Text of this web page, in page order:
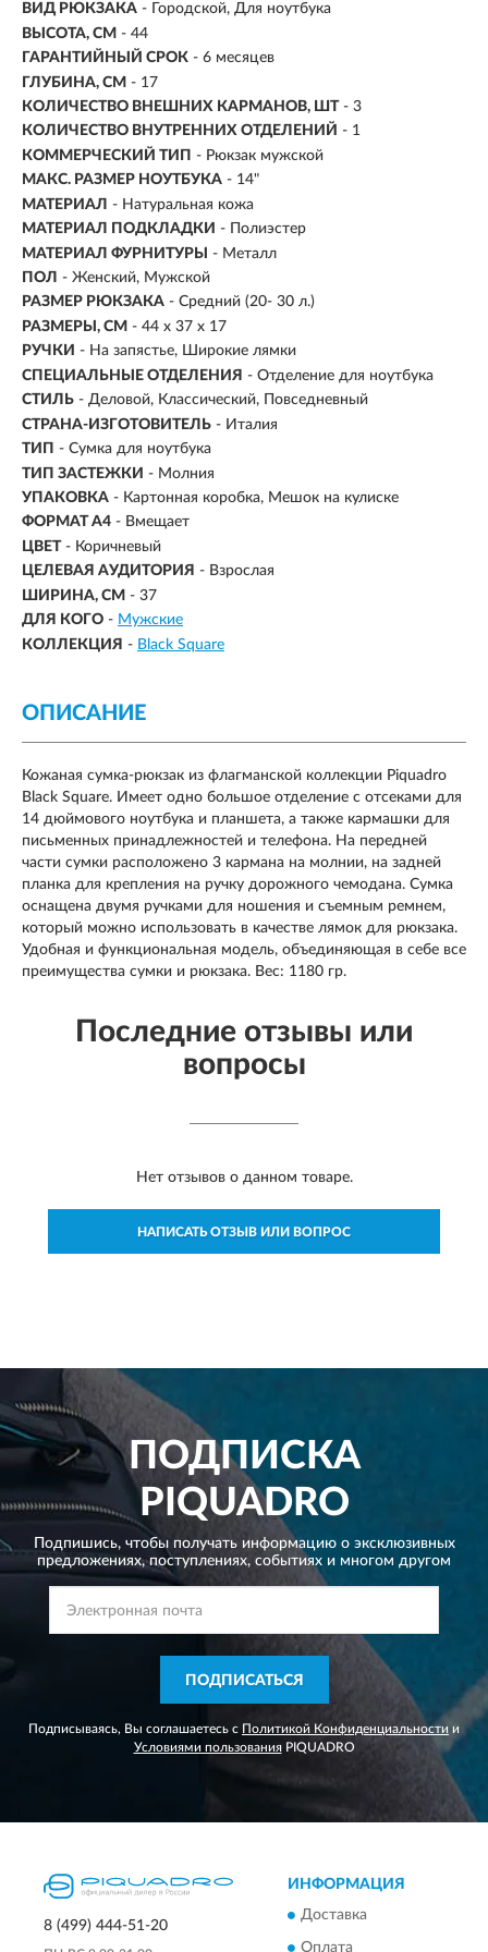
ВИД РЮКЗАКА - Городской, Для ноутбука
ВЫСОТА, СМ - 44
ГАРАНТИЙНЫЙ СРОК - 6 месяцев
ГЛУБИНА, СМ - 17
КОЛИЧЕСТВО ВНЕШНИХ КАРМАНОВ, ШТ - 3
КОЛИЧЕСТВО ВНУТРЕННИХ ОТДЕЛЕНИЙ - 1
КОММЕРЧЕСКИЙ ТИП - Рюкзак мужской
МАКС. РАЗМЕР НОУТБУКА - 14"
МАТЕРИАЛ - Натуральная кожа
МАТЕРИАЛ ПОДКЛАДКИ - Полиэстер
МАТЕРИАЛ ФУРНИТУРЫ
- Металл
ПОЛ - Женский, Мужской
РАЗМЕР РЮКЗАКА - Средний (20- 30 л.)
РАЗМЕРЫ, СМ - 44 x 37 x 17
РУЧКИ - На запястье, Широкие лямки
СПЕЦИАЛЬНЫЕ ОТДЕЛЕНИЯ - Отделение для ноутбука
СТИЛЬ - Деловой, Классический, Повседневный
СТРАНА-ИЗГОТОВИТЕЛЬ - Италия
ТИП - Сумка для ноутбука
ТИП ЗАСТЕЖКИ - Молния
УПАКОВКА - Картонная коробка, Мешок на кулиске
ФОРМАТ А4 - Вмещает
ЦВЕТ - Коричневый
ЦЕЛЕВАЯ АУДИТОРИЯ - Взрослая
ШИРИНА, СМ - 37
ДЛЯ КОГО - Мужские
КОЛЛЕКЦИЯ - Black Square
ОПИСАНИЕ
Кожаная сумка-рюкзак из флагманской коллекции Piquadro
Black Square. Имеет одно большое отделение с отсеками для
14 дюймового ноутбука и планшета, а также кармашки для
письменных принадлежностей и телефона. На передней
части сумки расположено 3 кармана на молнии, на задней
планка для крепления на ручку дорожного чемодана. Сумка
оснащена двумя ручками для ношения и съемным ремнем,
который можно использовать в качестве лямок для рюкзака.
Удобная и функциональная модель, объединяющая в себе все
преимущества сумки и рюкзака. Вес: 1180 гр.
Последние отзывы или
вопросы
Нет отзывов о данном товаре.
НАПИСАТЬ ОТЗЫВ ИЛИ ВОПРОС
ПОДПИСКА
PIQUADRO
Подпишись, чтобы получать информацию о эксклюзивных
предложениях,поступлениях, событиях и многом другом
ПОДПИСАТЬСЯ
Подписываясь, Вы соглашаетесь с Политикой Конфиденциальности и
Условиями пользованияPIQUADRO
8 (499) 444-51-20
ИНФОРМАЦИЯ
Доставка
Оплата